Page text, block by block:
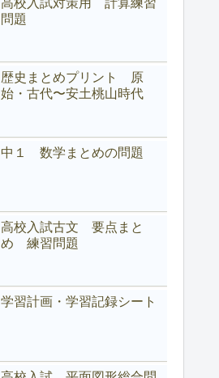
問題
歴史まとめプリント 原
始・古代〜安土桃山時代
中１ 数学まとめの問題
高校入試古文 要点まと
め 練習問題
学習計画・学習記録シート